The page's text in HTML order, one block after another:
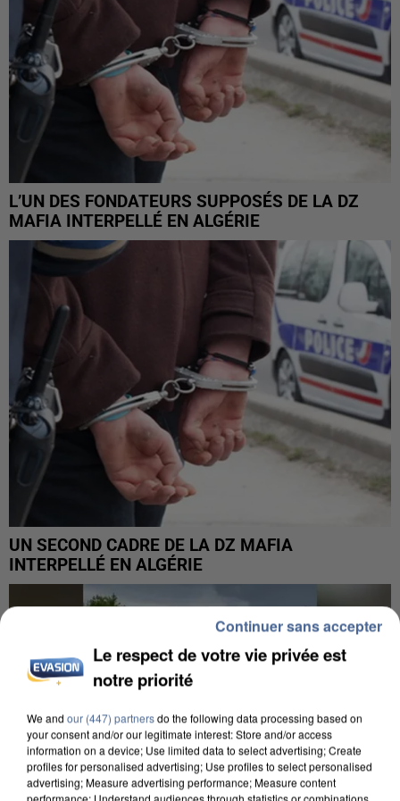
L’UN DES FONDATEURS SUPPOSÉS DE LA DZ
MAFIA INTERPELLÉ EN ALGÉRIE
UN SECOND CADRE DE LA DZ MAFIA
INTERPELLÉ EN ALGÉRIE
Le respect de votre vie privée est
notre priorité
We and our (447) partnersdo the following data processing based on
your consent and/or our legitimate interest: Store and/or access
information on a device; Use limited data to select advertising; Create
profiles for personalised advertising; Use profiles to select personalised
advertising; Measure advertising performance; Measure content
performance; Understand audiences through statistics or combinations
Continuer sans accepter